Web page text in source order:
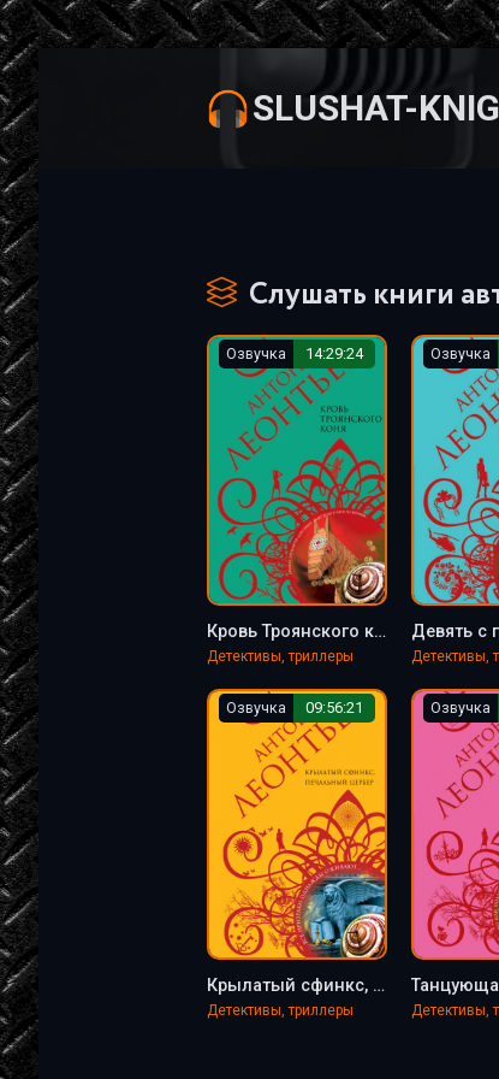
SLUSHAT-
Слушать книги
Озвучка 14:29:24
Кровь Троянского коня - Антон Леонтьев
Детективы, триллеры
Озвучка
Детективы,
Озвучка 09:56:21
Крылатый сфинкс, печальный цербер - Антон Леонтьев
Детективы, триллеры
Озвучка
Детективы,